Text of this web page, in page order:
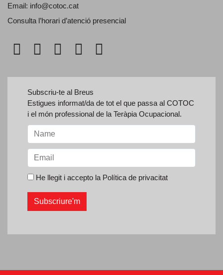
Email: info@cotoc.cat
Consulta l’horari d’atenció presencial
Subscriu-te al Breus
Estigues informat/da de tot el que passa al COTOC
i el món professional de la Teràpia Ocupacional.
He llegit i accepto la Política de privacitat